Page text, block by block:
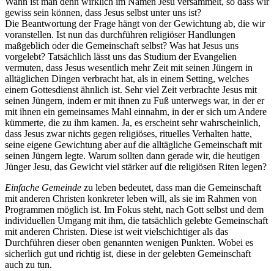
gewiss sein können, dass Jesus selbst unter uns ist?
Die Beantwortung der Frage hängt von der Gewichtung ab, die wir
voranstellen. Ist nun das durchführen religiöser Handlungen
maßgeblich oder die Gemeinschaft selbst? Was hat Jesus uns
vorgelebt? Tatsächlich lässt uns das Studium der Evangelien
vermuten, dass Jesus wesentlich mehr Zeit mit seinen Jüngern in
alltäglichen Dingen verbracht hat, als in einem Setting, welches
einem Gottesdienst ähnlich ist. Sehr viel Zeit verbrachte Jesus mit
seinen Jüngern, indem er mit ihnen zu Fuß unterwegs war, in der er
mit ihnen ein gemeinsames Mahl einnahm, in der er sich um Andere
kümmerte, die zu ihm kamen. Ja, es erscheint sehr wahrscheinlich,
dass Jesus zwar nichts gegen religiöses, rituelles Verhalten hatte,
seine eigene Gewichtung aber auf die alltägliche Gemeinschaft mit
seinen Jüngern legte. Warum sollten dann gerade wir, die heutigen
Jünger Jesu, das Gewicht viel stärker auf die religiösen Riten legen?
Einfache Gemeinde zu leben bedeutet, dass man die Gemeinschaft
mit anderen Christen konkreter leben will, als sie im Rahmen von
Programmen möglich ist. Im Fokus steht, nach Gott selbst und dem
individuellen Umgang mit ihm, die tatsächlich gelebte Gemeinschaft
mit anderen Christen. Diese ist weit vielschichtiger als das
Durchführen dieser oben genannten wenigen Punkten. Wobei es
sicherlich gut und richtig ist, diese in der gelebten Gemeinschaft
auch zu tun.